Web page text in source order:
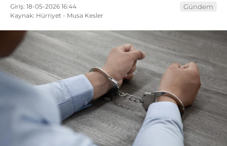
Giriş: 18-05-2026 16:44
Kaynak: Hürriyet - Musa Kesler
Gündem